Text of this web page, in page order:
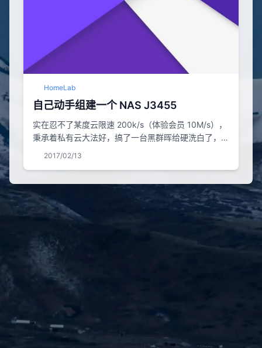
HomeLab
自己动手组建一个 NAS J3455
实在忍不了某度云限速 200k/s（体验会员 10M/s），
秉承着私有云大法好，搞了一台黑群晖给硬洗白了，可
使用黑群晖 硬件选型 类 型号 主板 ASROCK
J3455ITX 内存 Samsung DDR3L 1600 4G（拆） 机
箱 鼎鑫 4 盘位...
2017/02/13